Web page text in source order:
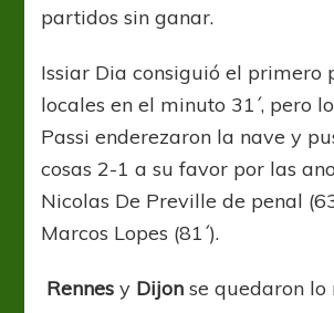
partidos sin ganar.
Issiar Dia consiguió el primero
locales en el minuto 31´, pero
Passi enderezaron la nave y
cosas 2-1 a su favor por las
Nicolas De Preville de penal
Marcos Lopes (81´).
Rennes y Dijon se quedaron lo